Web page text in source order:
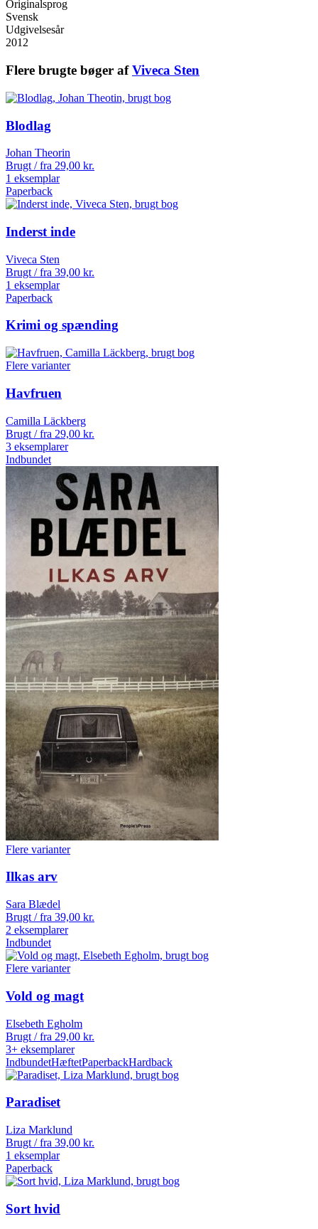
Originalsprog
Svensk
Udgivelsesår
2012
Flere brugte bøger afViveca Sten
Blodlag
Johan Theorin
Brugt / fra 29,00 kr.
1 eksemplar
Paperback
Inderst inde
Viveca Sten
Brugt / fra 39,00 kr.
1 eksemplar
Paperback
Krimi og spænding
Flere varianter
Havfruen
Camilla Läckberg
Brugt / fra 29,00 kr.
3 eksemplarer
Indbundet
Flere varianter
Ilkas arv
Sara Blædel
Brugt / fra 39,00 kr.
2 eksemplarer
Indbundet
Flere varianter
Vold og magt
Elsebeth Egholm
Brugt / fra 29,00 kr.
3+ eksemplarer
IndbundetHæftetPaperbackHardback
Paradiset
Liza Marklund
Brugt / fra 39,00 kr.
1 eksemplar
Paperback
Sort hvid